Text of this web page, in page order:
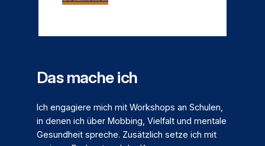
Das mache ich
Ich engagiere mich mit Workshops an Schulen,
in denen ich über Mobbing, Vielfalt und mentale
Gesundheit spreche. Zusätzlich setze ich mit